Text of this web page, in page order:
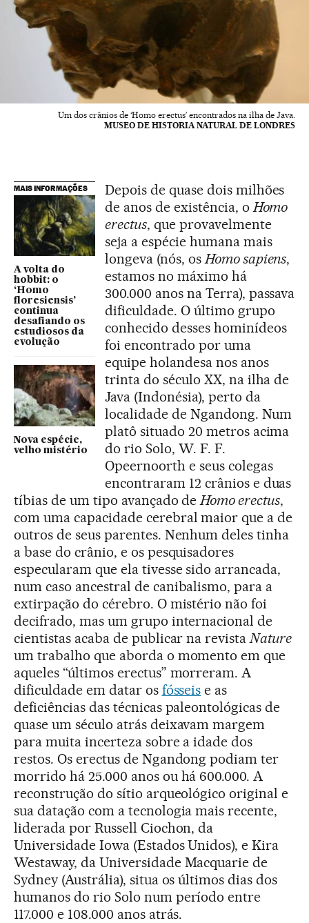
Um dos crânios de ‘Homo erectus’ encontrados na ilha de Java.
MUSEO DE HISTORIA NATURAL DE LONDRES
MAIS INFORMAÇÕES
A volta do
hobbit: o
‘Homo
floresiensis’
continua
desafiando os
estudiosos da
evolução
Nova espécie,
velho mistério
Depois de quase dois milhões
de anos de existência, o Homo
erectus, que provavelmente
seja a espécie humana mais
longeva (nós, os Homo sapiens,
estamos no máximo há
300.000 anos na Terra), passava
dificuldade. O último grupo
conhecido desses hominídeos
foi encontrado por uma
equipe holandesa nos anos
trinta do século XX, na ilha de
Java (Indonésia), perto da
localidade de Ngandong. Num
platô situado 20 metros acima
do rio Solo, W. F. F.
Opeernoorth e seus colegas
encontraram 12 crânios e duas
tíbias de um tipo avançado de Homo erectus,
com uma capacidade cerebral maior que a de
outros de seus parentes. Nenhum deles tinha
a base do crânio, e os pesquisadores
especularam que ela tivesse sido arrancada,
num caso ancestral de canibalismo, para a
extirpação do cérebro. O mistério não foi
decifrado, mas um grupo internacional de
cientistas acaba de publicar na revistaNature
um trabalho que aborda o momento em que
aqueles “últimos erectus” morreram. A
dificuldade em datar os fósseis e as
deficiências das técnicas paleontológicas de
quase um século atrás deixavam margem
para muita incerteza sobre a idade dos
restos. Os erectus de Ngandong podiam ter
morrido há 25.000 anos ou há 600.000. A
reconstrução do sítio arqueológico original e
sua datação com a tecnologia mais recente,
liderada por Russell Ciochon, da
Universidade Iowa (Estados Unidos), e Kira
Westaway, da Universidade Macquarie de
Sydney (Austrália), situa os últimos dias dos
humanos do rio Solo num período entre
117.000 e 108.000 anos atrás.